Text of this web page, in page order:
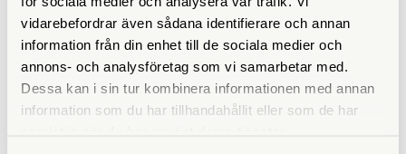
vidarebefordrar även sådana identifierare och annan
information från din enhet till de sociala medier och
annons- och analysföretag som vi samarbetar med.
Dessa kan i sin tur kombinera informationen med annan
information som du har tillhandahållit eller som de har
LÄS MER
KÖP LÄS MER
KÖP